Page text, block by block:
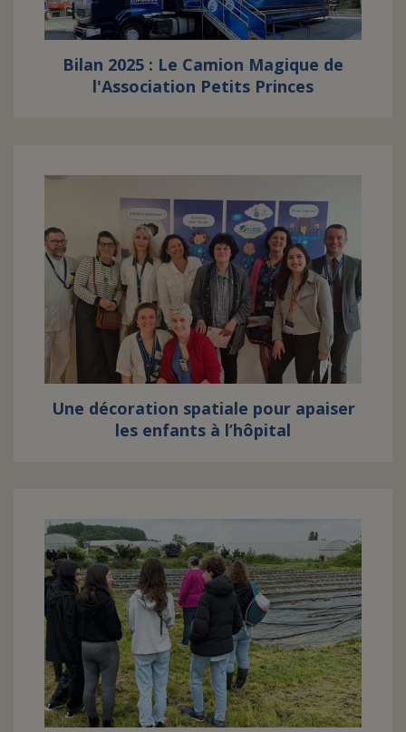
Bilan 2025 : Le Camion Magique de
l'Association Petits Princes
Une décoration spatiale pour apaiser
les enfants à l’hôpital